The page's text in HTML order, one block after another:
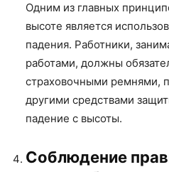
Одним из главных
высоте является
падения. Работники,
работами, должны
страховочными ремнями,
другими средствами
падение с высоты.
Соблюдение